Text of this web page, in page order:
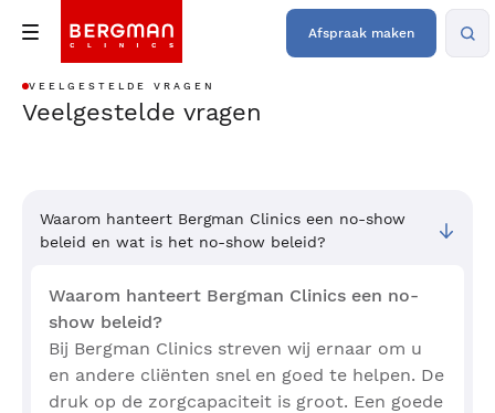
Afspraak maken
VEELGESTELDE VRAGEN
Veelgestelde vragen
Waarom hanteert Bergman Clinics een no-show
beleid en wat is het no-show beleid?
Waarom hanteert Bergman Clinics een no-
show beleid?
Bij Bergman Clinics streven wij ernaar om u
en andere cliënten snel en goed te helpen. De
druk op de zorgcapaciteit is groot. Een goede